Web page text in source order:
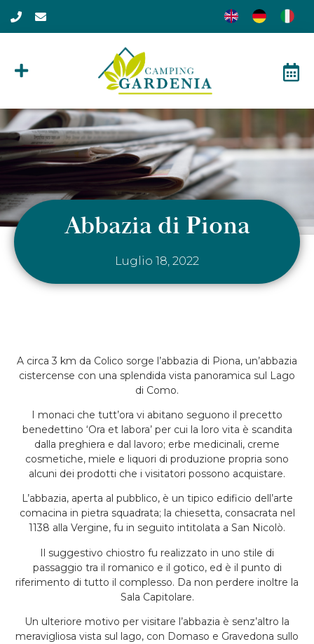
Abbazia di Piona
Luglio 18, 2022
A circa 3 km da Colico sorge l’abbazia di Piona, un’abbazia
cistercense con una splendida vista panoramica sul Lago
di Como.
I monaci che tutt’ora vi abitano seguono il precetto
benedettino ‘Ora et labora’ per cui la loro vita è scandita
dalla preghiera e dal lavoro; erbe medicinali, creme
cosmetiche, miele e liquori di produzione propria sono
alcuni dei prodotti che i visitatori possono acquistare.
L’abbazia, aperta al pubblico, è un tipico edificio dell’arte
comacina in pietra squadrata; la chiesetta, consacrata nel
1138 alla Vergine, fu in seguito intitolata a San Nicolò.
Il suggestivo chiostro fu realizzato in uno stile di
passaggio tra il romanico e il gotico, ed è il punto di
riferimento di tutto il complesso. Da non perdere inoltre la
Sala Capitolare.
Un ulteriore motivo per visitare l’abbazia è senz’altro la
meravigliosa vista sul lago, con Domaso e Gravedona sullo